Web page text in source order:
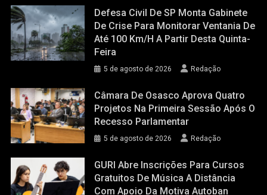
Defesa Civil De SP Monta Gabinete
De Crise Para Monitorar Ventania De
Até 100 Km/h A Partir Desta Quinta-
Feira
5 de agosto de 2026 Redação
Câmara De Osasco Aprova Quatro
Projetos Na Primeira Sessão Após O
Recesso Parlamentar
5 de agosto de 2026 Redação
GURI Abre Inscrições Para Cursos
Gratuitos De Música A Distância
Com Apoio Da Motiva Autoban